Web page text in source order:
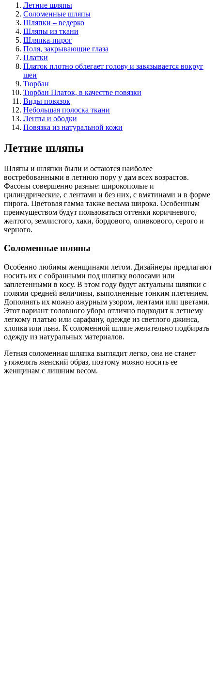
Летние шляпы
Соломенные шляпы
Шляпки – ведерко
Шляпы из ткани
Шляпка-пирог
Поля, закрывающие глаза
Платки
Платок плотно облегает голову и завязывается вокруг
шеи
Тюрбан
Тюрбан Платок, в качестве повязки
Виды повязок
Небольшая полоска ткани
Ленты и ободки
Повязка из натуральной кожи
Летние шляпы
Шляпы и шляпки были и остаются наиболее
востребованными в летнюю пору у дам всех возрастов.
Фасоны совершенно разные: широкополые и
цилиндрические, с лентами и без них, с вмятинами и в форме
пирога. Цветовая гамма также весьма широка. Особенным
преимуществом будут пользоваться оттенки коричневого,
желтого, землистого, хаки, бордового, оливкового, серого и
черного.
Соломенные шляпы
Особенно любимы женщинами летом. Дизайнеры предлагают
носить их с собранными под шляпку волосами или
заплетенными в косу. В этом году будут актуальны шляпки с
полями средней величины, выполненные тонким плетением.
Дополнять их можно ажурным узором, лентами или цветами.
Этот вариант головного убора отлично подходит к летнему
легкому платью или сарафану, одежде из светлого джинса,
хлопка или льна. К соломенной шляпе желательно подбирать
одежду из натуральных материалов.
Летняя соломенная шляпка выглядит легко, она не станет
утяжелять женский образ, поэтому можно носить ее
женщинам с лишним весом.